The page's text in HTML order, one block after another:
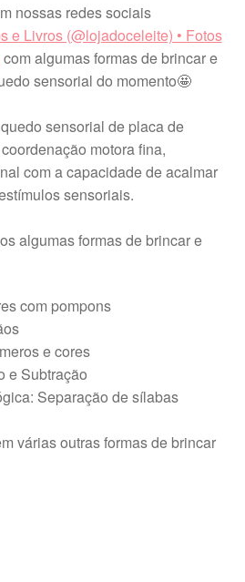
nossas redes sociais
e Livros (@lojadoceleite) • Fotos
com algumas formas de brincar e
sensorial do momento🤩
sensorial de placa de
motora fina,
com a capacidade de acalmar
sensoriais.
algumas formas de brincar e
com pompons
e cores
e Subtração
Separação de sílabas
várias outras formas de brincar